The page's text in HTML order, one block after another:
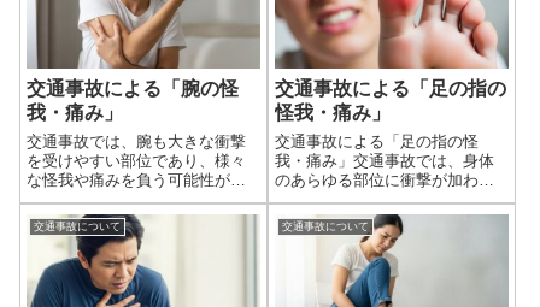
の骨）やその周...
があります。足首の...
交通事故による「腕の怪
我・痛み」
交通事故では、腕も大きな衝撃
を受けやすい部位であり、様々
な怪我や痛みを負う可能性があ
ります。特に、衝突時にハンド
ルを握りしめていたり、体を支
えようと手をついたりする際、
あるいは車外に投げ出される衝
撃などで、腕の骨や関節、筋
肉、神経、血管に過...
交通事故による「足の指の
怪我・痛み」
交通事故による「足の指の怪
我・痛み」交通事故では、身体
のあらゆる部位に衝撃が加わる
可能性がありますが、特に足の
指は、車内での衝突、歩行中の
事故での巻き込み、あるいはバ
イク事故での直接的な衝撃など
により、様々な怪我や痛みを負
いやすい部位です。...
交通事故について 交通事故について